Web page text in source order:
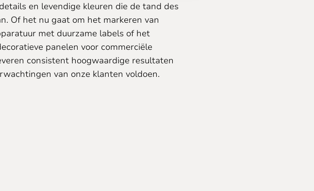
en levendige kleuren die de tand des
Of het nu gaat om het markeren van
met duurzame labels of het
panelen voor commerciële
consistent hoogwaardige resultaten
van onze klanten voldoen.